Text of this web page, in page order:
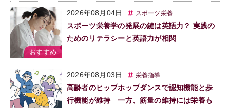
2026年08月04日 スポーツ栄養
スポーツ栄養学の発展の鍵は英語力？ 実践の
ためのリテラシーと英語力が相関
2026年08月03日 栄養指導
高齢者のヒップホップダンスで認知機能と歩
行機能が維持 一方、筋量の維持には栄養も